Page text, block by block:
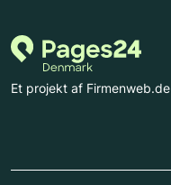
Et projekt af Firmenweb.de